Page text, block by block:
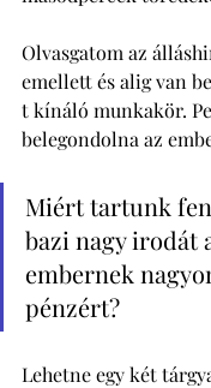
Olvasgatom az
emellett és alig van
t kínáló munkakör.
belegondolna az
Miért tartunk
bazi nagy irodát
embernek
pénzért?
Lehetne egy két